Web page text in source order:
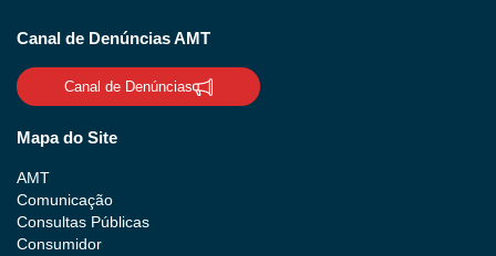
Canal de Denúncias AMT
Canal de Denúncias
Mapa do Site
AMT
Comunicação
Consultas Públicas
Consumidor